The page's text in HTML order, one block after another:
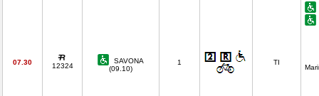
07.30 12324
SAVONA
(09.10)
1 TI